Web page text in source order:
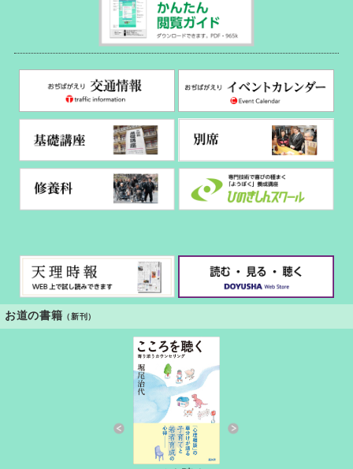
お道の書籍 （新刊）